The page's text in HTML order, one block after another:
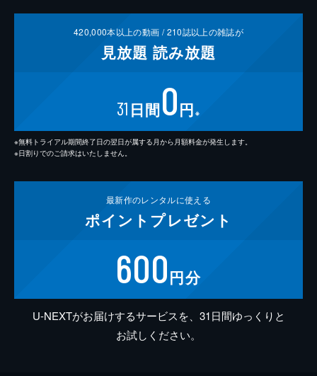
420,000本以上の動画 /210誌以上の雑誌が
見放題 読み放題
31 日間0円 ※
※無料トライアル期間終了日の翌日が属する月から月額料金が発生します。
※日割りでのご請求はいたしません。
最新作のレンタルに使える
ポイント プレゼント
600円分
U-NEXTがお届けするサービスを、31日間ゆっくりと
お試しください。